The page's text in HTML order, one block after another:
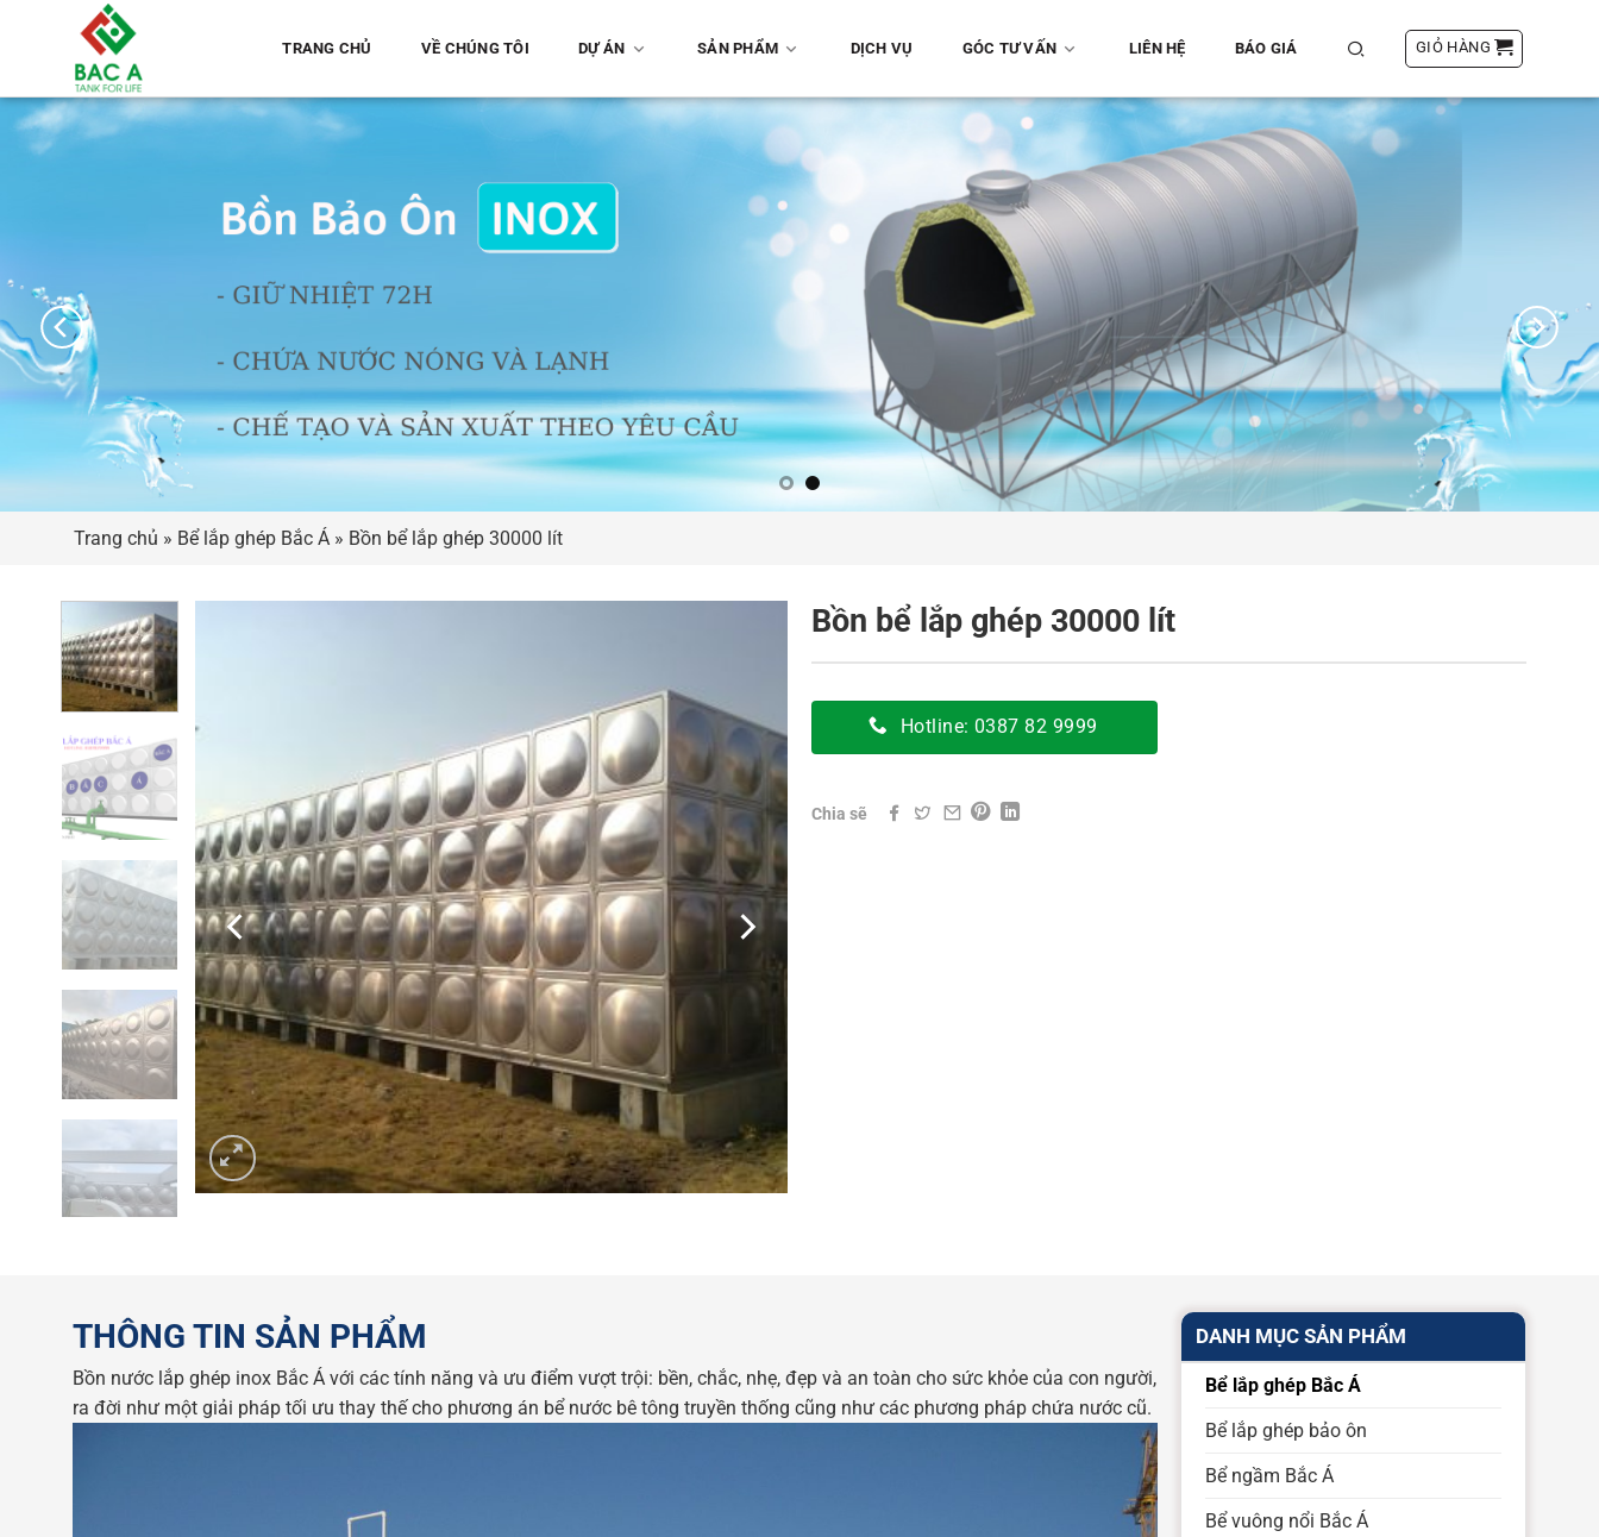
dung
TRANG CHỦ VỀ CHÚNG TÔI DỰ ÁN SẢN PHẨM DỊCH VỤ GÓC TƯ VẤN LIÊN HỆ BÁO GIÁ GIỎ HÀNG
Trang chủ » Bể lắp ghép Bắc Á » Bồn bể lắp ghép 30000 lít
Bồn bể lắp ghép 30000 lít
Hotline: 0387 82 9999
Chia sẽ
THÔNG TIN SẢN PHẨM
Bồn nước lắp ghép inox Bắc Á với các tính năng và ưu điểm vượt trội: bền, chắc, nhẹ, đẹp và an toàn cho sức khỏe của con người,
ra đời như một giải pháp tối ưu thay thế cho phương án bể nước bê tông truyền thống cũng như các phương pháp chứa nước cũ.
DANH MỤC SẢN PHẨM
Bể lắp ghép Bắc Á
Bể lắp ghép bảo ôn
Bể ngầm Bắc Á
Bể vuông nổi Bắc Á